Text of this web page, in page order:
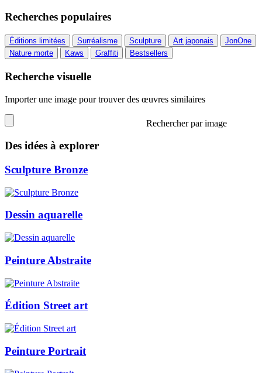
Recherches populaires
Éditions limitées Surréalisme Sculpture Art japonais
JonOne
Nature morte
Kaws Graffiti Bestsellers
Recherche visuelle
Importer une image pour trouver des œuvres similaires
Rechercher par image
Des idées à explorer
Sculpture Bronze
Dessin aquarelle
Peinture Abstraite
Édition Street art
Peinture Portrait